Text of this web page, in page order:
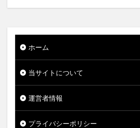
ホーム
当サイトについて
運営者情報
プライバシーポリシー